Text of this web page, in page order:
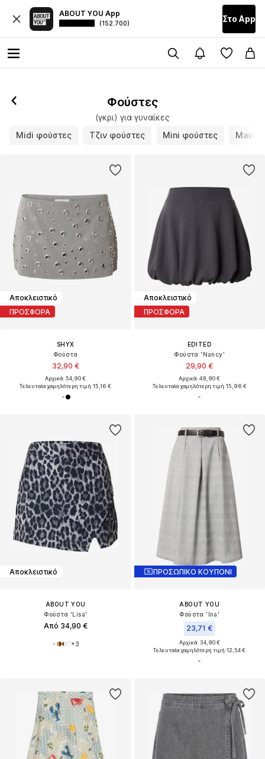
ABOUT YOU App
(152.700) Στο Αpp
Φούστες
(γκρι) για γυναίκες
Midi φούστες
Τζιν φούστες Mini φούστες Maxi
Αποκλειστικό
ΠΡΟΣΦΟΡΑ
SHYX
Φούστα
32,90 €
Αρχικά: 54,90 €
Τελευταία χαμηλότερη τιμή:15,16 €
Αποκλειστικό
ΠΡΟΣΦΟΡΑ
EDITED
Φούστα 'Nancy'
29,90 €
Αρχικά: 49,90 €
Τελευταία χαμηλότερη τιμή:15,96 €
Αποκλειστικό
ABOUT YOU
Φούστα 'Lisa'
Από 34,90 €
+3
ΠΡΟΣΩΠΙΚΟ ΚΟΥΠΟΝΙ
ABOUT YOU
Φούστα 'Ina'
23,71 €
Αρχικά: 34,90 €
Τελευταία χαμηλότερη τιμή:12,54 €